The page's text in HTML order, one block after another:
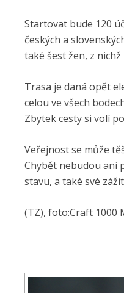
Startovat bude 120
českých a
také šest žen, z
Trasa je daná opět
celou ve všech
Zbytek cesty si volí
Veřejnost se může
Chybět nebudou ani
stavu, a také své
(TZ), foto:Craft 1000